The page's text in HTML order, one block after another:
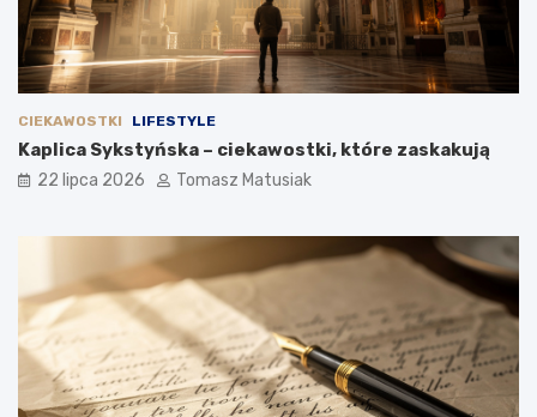
CIEKAWOSTKI LIFESTYLE
Kaplica Sykstyńska – ciekawostki, które zaskakują
22 lipca 2026 Tomasz Matusiak